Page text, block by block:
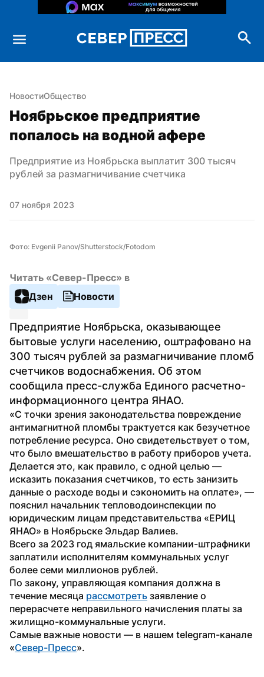
НовостиОбщество
Ноябрьское предприятие
попалось на водной афере
Предприятие из Ноябрьска выплатит 300 тысяч
рублей за размагничивание счетчика
07 ноября 2023
Фото: Evgenii Panov/Shutterstock/Fotodom
Читать «Север-Пресс» в
Дзен
Новости
Предприятие Ноябрьска, оказывающее
бытовые услуги населению, оштрафовано на
300 тысяч рублей за размагничивание пломб
счетчиков водоснабжения. Об этом
сообщила пресс-служба Единого расчетно-
информационного центра ЯНАО.
«С точки зрения законодательства повреждение
антимагнитной пломбы трактуется как безучетное
потребление ресурса. Оно свидетельствует о том,
что было вмешательство в работу приборов учета.
Делается это, как правило, с одной целью —
исказить показания счетчиков, то есть занизить
данные о расходе воды и сэкономить на оплате», —
пояснил начальник тепловодоинспекции по
юридическим лицам представительства «ЕРИЦ
ЯНАО» в Ноябрьске Эльдар Валиев.
Всего за 2023 год ямальские компании-штрафники
заплатили исполнителям коммунальных услуг
более семи миллионов рублей.
По закону, управляющая компания должна в
течение месяца рассмотреть заявление о
перерасчете неправильного начисления платы за
жилищно-коммунальные услуги.
Самые важные новости — в нашем telegram-канале
«Север-Пресс».